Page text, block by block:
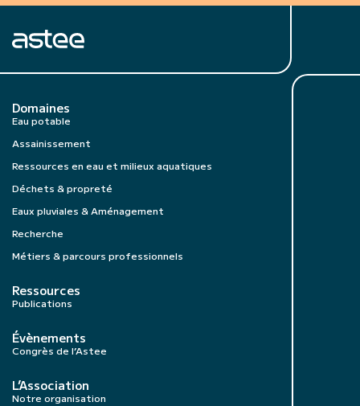
Domaines
Eau potable
Assainissement
Ressources en eau et milieux aquatiques
Déchets & propreté
Eaux pluviales & Aménagement
Recherche
Métiers & parcours professionnels
Ressources
Publications
Évènements
Congrès de l’Astee
L’Association
Notre organisation